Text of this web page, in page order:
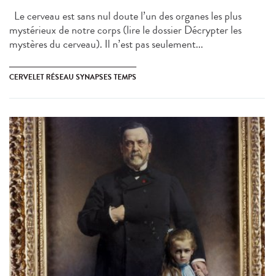
Le cerveau est sans nul doute l’un des organes les plus
mystérieux de notre corps (lire le dossier Décrypter les
mystères du cerveau). Il n’est pas seulement...
CERVELET RÉSEAU SYNAPSES TEMPS